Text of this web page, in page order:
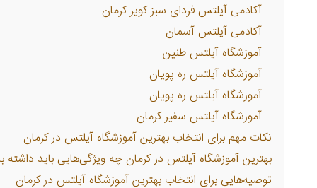
آکادمی آیلتس فردای سبز کویر کرمان
آکادمی آیلتس آسمان
آموزشگاه آیلتس طنین
آموزشگاه آیلتس ره پویان
آموزشگاه آیلتس ره پویان
آموزشگاه آیلتس سفیر کرمان
نکات مهم برای انتخاب بهترین آموزشگاه آیلتس در کرمان
بهترین آموزشگاه آیلتس در کرمان چه ویژگی‌هایی باید داشته
توصیه‌هایی برای انتخاب بهترین آموزشگاه آیلتس در کرمان